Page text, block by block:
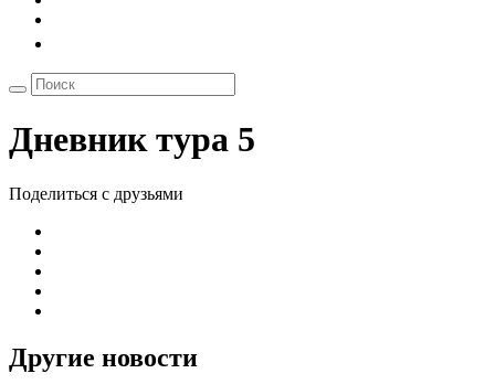
Дневник тура 5
Поделиться с друзьями
Другие новости